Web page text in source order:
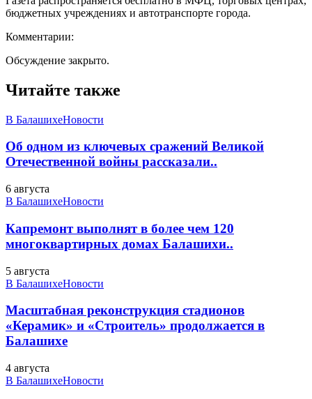
бюджетных учреждениях и автотранспорте города.
Комментарии:
Обсуждение закрыто.
Читайте также
В БалашихеНовости
Об одном из ключевых сражений Великой
Отечественной войны рассказали..
6 августа
В БалашихеНовости
Капремонт выполнят в более чем 120
многоквартирных домах Балашихи..
5 августа
В БалашихеНовости
Масштабная реконструкция стадионов
«Керамик» и «Строитель» продолжается в
Балашихе
4 августа
В БалашихеНовости